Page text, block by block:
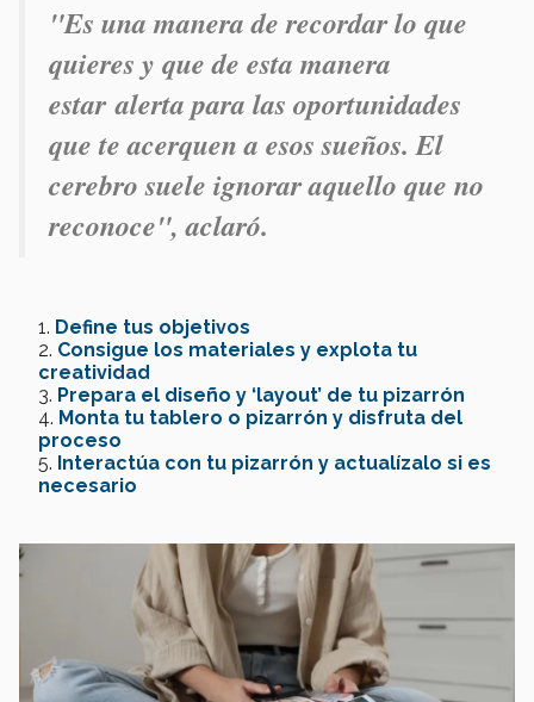
"Es una manera de recordar lo que
quieres y que de esta manera
estar alerta para las oportunidades
que te acerquen a esos sueños. El
cerebro suele ignorar aquello que no
reconoce", aclaró.
Define tus objetivos
Consigue los materiales y explota tu
creatividad
Prepara el diseño y ‘layout’ de tu pizarrón
Monta tu tablero o pizarrón y disfruta del
proceso
Interactúa con tu pizarrón y actualízalo si es
necesario